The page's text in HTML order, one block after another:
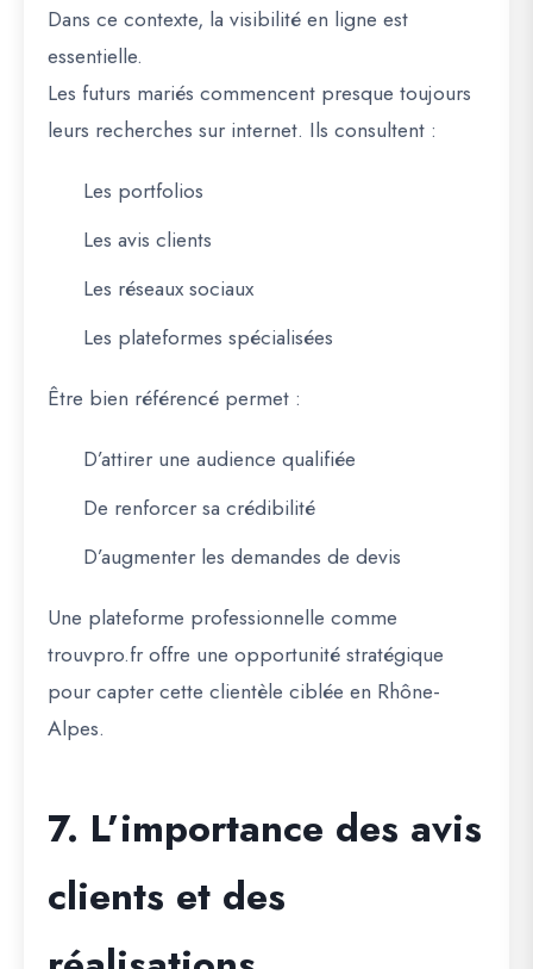
Dans ce contexte, la visibilité en ligne est
essentielle.
Les futurs mariés commencent presque toujours
leurs recherches sur internet. Ils consultent :
Les portfolios
Les avis clients
Les réseaux sociaux
Les plateformes spécialisées
Être bien référencé permet :
D’attirer une audience qualifiée
De renforcer sa crédibilité
D’augmenter les demandes de devis
Une plateforme professionnelle comme
trouvpro.froffre une opportunité stratégique
pour capter cette clientèle ciblée en Rhône-
Alpes.
7. L’importance des avis
clients et des